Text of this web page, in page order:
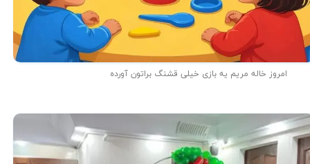
امروز خاله مریم یه بازی خیلی قشنگ براتون آورده